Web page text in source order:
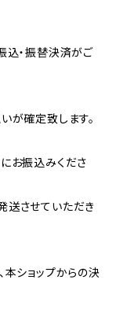
込・振替決済がご
が確定致します。
お振込みくださ
送させていただき
本ショップからの決